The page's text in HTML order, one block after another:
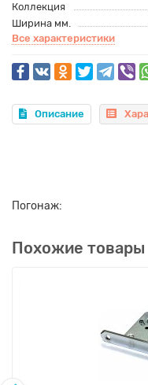
Коллекция
Ширина мм.
Все характеристики
Описание
Погонаж:
Похожие товары